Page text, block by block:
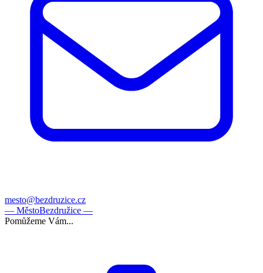
mesto@bezdruzice.cz
— MěstoBezdružice —
Pomůžeme Vám...